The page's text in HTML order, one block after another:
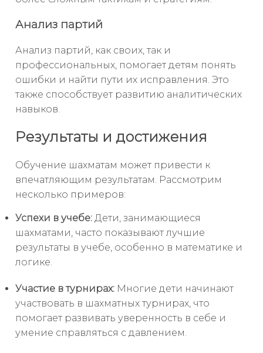
Анализ партий
Анализ партий, как своих, так и
профессиональных, помогает детям понять
ошибки и найти пути их исправления. Это
также способствует развитию аналитических
навыков.
Результаты и достижения
Обучение шахматам может привести к
впечатляющим результатам. Рассмотрим
несколько примеров:
Успехи в учебе: Дети, занимающиеся
шахматами, часто показывают лучшие
результаты в учебе, особенно в математике и
логике.
Участие в турнирах: Многие дети начинают
участвовать в шахматных турнирах, что
помогает развивать уверенность в себе и
умение справляться с давлением.